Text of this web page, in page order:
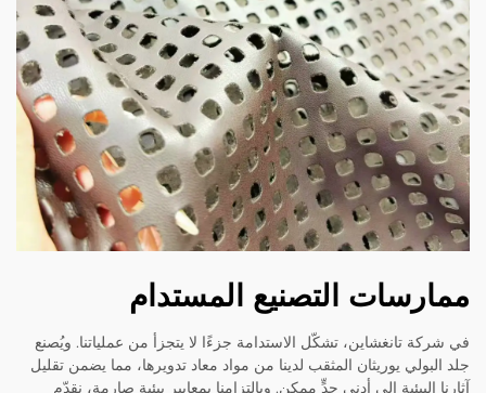
ممارسات التصنيع المستدام
في شركة تانغشاين، تشكّل الاستدامة جزءًا لا يتجزأ من عملياتنا. ويُصنع
جلد البولي يوريثان المثقب لدينا من مواد معاد تدويرها، مما يضمن تقليل
آثارنا البيئية إلى أدنى حدٍّ ممكن. وبالتزامنا بمعايير بيئية صارمة، نقدّم